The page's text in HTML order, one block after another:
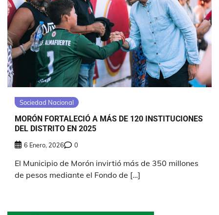
Sociedad Nacional
MORÓN FORTALECIÓ A MÁS DE 120 INSTITUCIONES
DEL DISTRITO EN 2025
6 Enero, 2026 0
El Municipio de Morón invirtió más de 350 millones
de pesos mediante el Fondo de […]